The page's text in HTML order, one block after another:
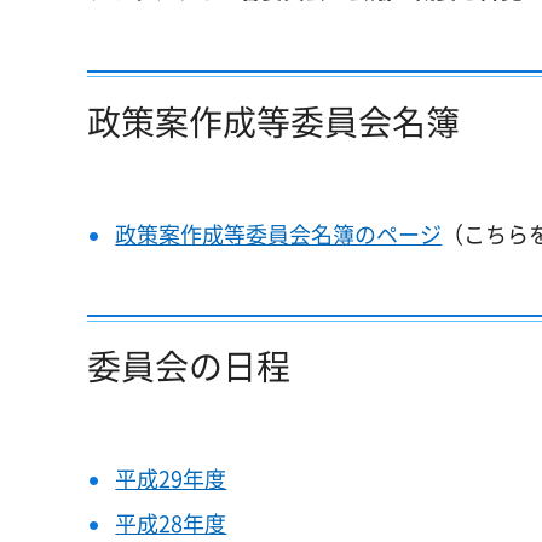
政策案作成等委員会名簿
政策案作成等委員会名簿のページ （こち
委員会の日程
平成29年度
平成28年度